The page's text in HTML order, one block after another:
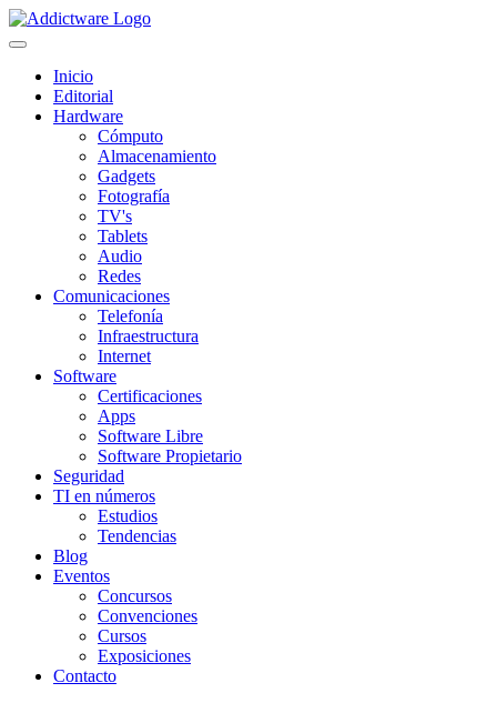
Inicio
Editorial
Hardware
Cómputo
Almacenamiento
Gadgets
Fotografía
TV's
Tablets
Audio
Redes
Comunicaciones
Telefonía
Infraestructura
Internet
Software
Certificaciones
Apps
Software Libre
Software Propietario
Seguridad
TI en números
Estudios
Tendencias
Blog
Eventos
Concursos
Convenciones
Cursos
Exposiciones
Contacto